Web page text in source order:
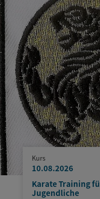
Kurs
10.08.2026
Karate Training
Jugendliche